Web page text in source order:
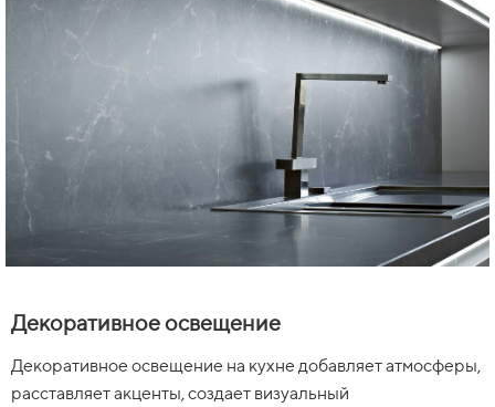
Декоративное освещение
Декоративное освещение на кухне добавляет атмосферы,
расставляет акценты, создает визуальный